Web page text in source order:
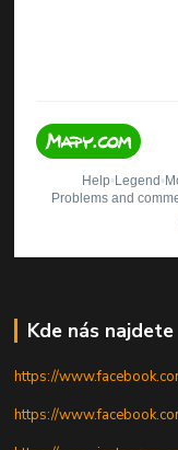
Kde nás najdete
https://
https://